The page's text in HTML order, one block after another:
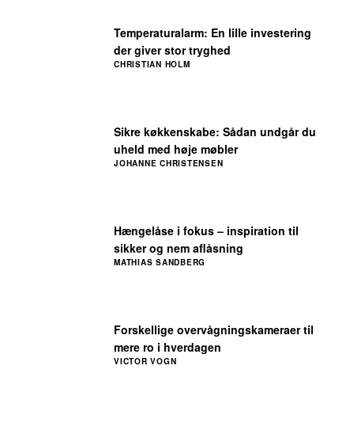
Forskellige overvågningskameraer til
mere ro i hverdagen
VICTOR VOGN
Hængelåse i fokus – inspiration til
sikker og nem aflåsning
MATHIAS SANDBERG
Sikre køkkenskabe: Sådan undgår du
uheld med høje møbler
JOHANNE CHRISTENSEN
Temperaturalarm: En lille investering
der giver stor tryghed
CHRISTIAN HOLM